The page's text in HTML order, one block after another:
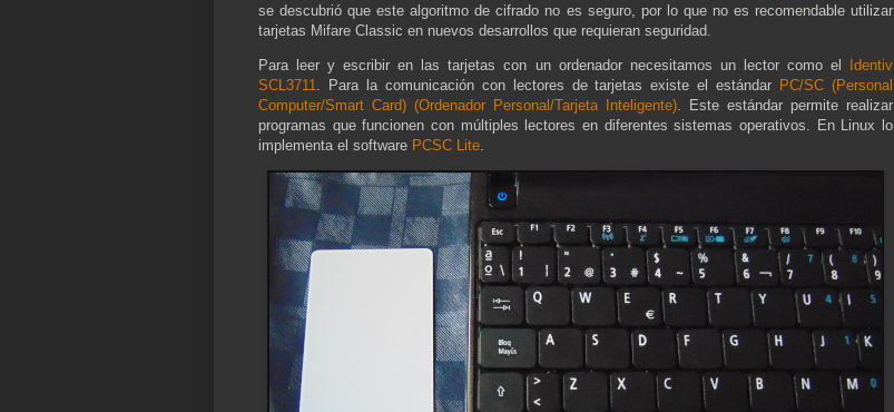
se descubrió que este algoritmo de cifrado no es seguro, por lo que no es recomendable utilizar
tarjetas Mifare Classic en nuevos desarrollos que requieran seguridad.
Para leer y escribir en las tarjetas con un ordenador necesitamos un lector como el
Identiv
SCL3711
. Para la comunicación con lectores de tarjetas existe el estándar PC/SC (Personal
Computer/Smart Card) (Ordenador Personal/Tarjeta Inteligente) . Este estándar permite realizar
programas que funcionen con múltiples lectores en diferentes sistemas operativos. En Linux lo
implementa el software PCSC Lite